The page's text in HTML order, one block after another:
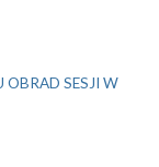
OBRAD SESJI W